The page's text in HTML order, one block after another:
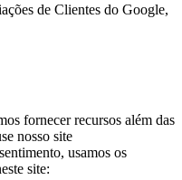
de Clientes do Google,
fornecer recursos além das
nosso site
usamos os
site: